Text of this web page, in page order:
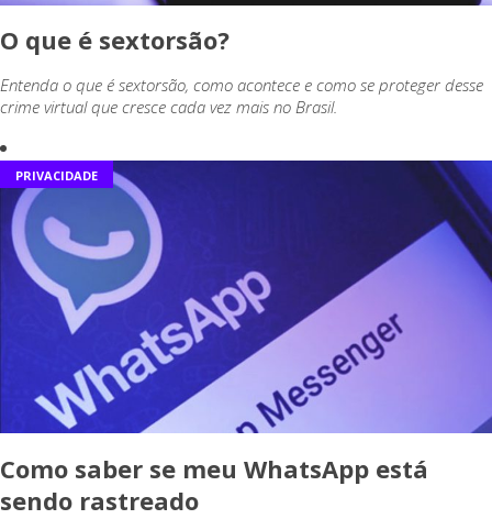
O que é sextorsão?
Entenda o que é sextorsão, como acontece e como se proteger desse
crime virtual que cresce cada vez mais no Brasil.
PRIVACIDADE
Como saber se meu WhatsApp está
sendo rastreado